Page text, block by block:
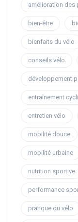
amélioration des
bien-être
bienfaits du vélo
conseils vélo
développement
entraînement
entretien vélo
mobilité douce
mobilité urbaine
nutrition sportive
performance
pratique du vélo